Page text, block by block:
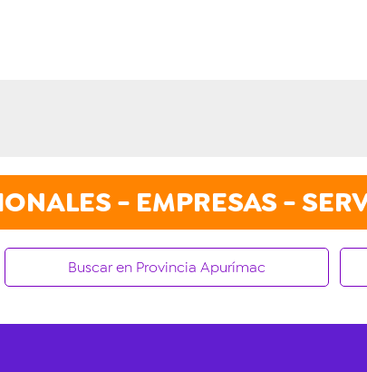
- EMPRESAS -
Buscar en Provincia Apurímac